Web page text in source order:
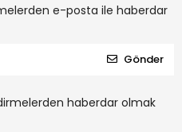
e-posta ile haberdar
Gönder
haberdar olmak